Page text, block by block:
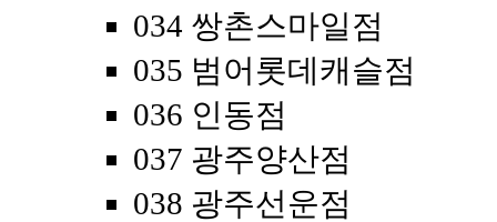
034 쌍촌스마일점
035 범어롯데캐슬점
036 인동점
037 광주양산점
038 광주선운점